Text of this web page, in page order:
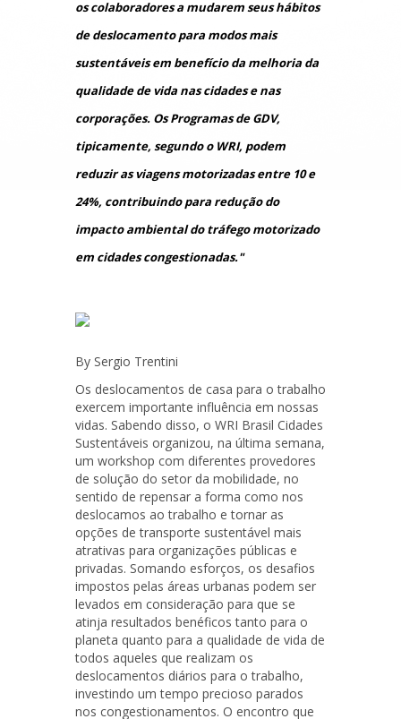
os colaboradores a mudarem seus hábitos
de deslocamento para modos mais
sustentáveis em benefício da melhoria da
qualidade de vida nas cidades e nas
corporações. Os Programas de GDV,
tipicamente, segundo o WRI, podem
reduzir as viagens motorizadas entre 10 e
24%, contribuindo para redução do
impacto ambiental do tráfego motorizado
em cidades congestionadas."
By Sergio Trentini
Os deslocamentos de casa para o trabalho
exercem importante influência em nossas
vidas. Sabendo disso, o WRI Brasil Cidades
Sustentáveis organizou, na última semana,
um workshop com diferentes provedores
de solução do setor da mobilidade, no
sentido de repensar a forma como nos
deslocamos ao trabalho e tornar as
opções de transporte sustentável mais
atrativas para organizações públicas e
privadas. Somando esforços, os desafios
impostos pelas áreas urbanas podem ser
levados em consideração para que se
atinja resultados benéficos tanto para o
planeta quanto para a qualidade de vida de
todos aqueles que realizam os
deslocamentos diários para o trabalho,
investindo um tempo precioso parados
nos congestionamentos. O encontro que